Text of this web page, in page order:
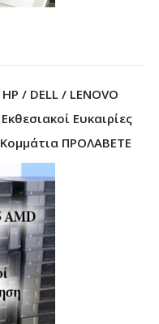
/ DELL / LENOVO
Ευκαιρίες
ΠΡΟΛΑΒΕΤΕ